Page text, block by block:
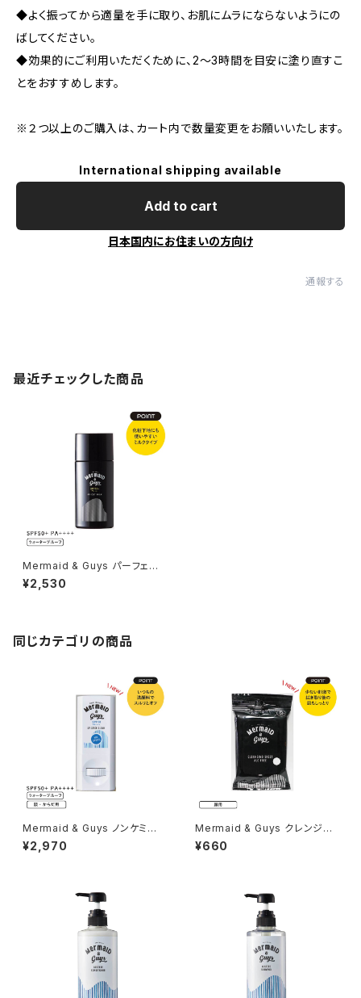
◆よく振ってから適量を手に取り、お肌にムラにならないようにの
ばしてください。
◆効果的にご利用いただくために、2〜3時間を目安に塗り直すこ
とをおすすめします。
※２つ以上のご購入は、カート内で数量変更をお願いいたします。
International shipping available
Add to cart
日本国内にお住まいの方向け
通報する
最近チェックした商品
Mermaid & Guys パーフェク
トUVカットミルク
¥2,530
同じカテゴリの商品
Mermaid & Guys ノンケミカ
ル UV スティック
¥2,970
Mermaid & Guys クレンジン
グシートアルコールフリー
¥660